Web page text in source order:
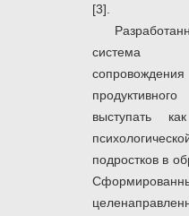
[3].
система
выступать
подростков в